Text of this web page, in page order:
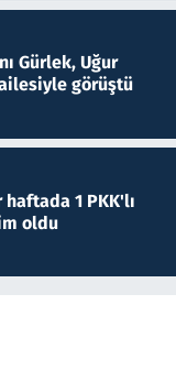
Gürlek, Uğur
görüştü
haftada 1 PKK'lı
oldu